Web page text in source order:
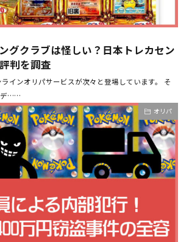
グクラブは怪しい？日本トレカセン
判を調査
ラインオリパサービスが次々と登場しています。 そ
デ……
オリパ